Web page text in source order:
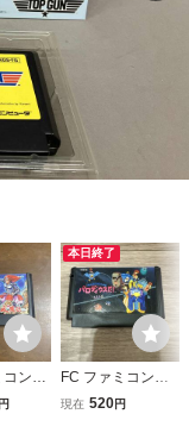
コンソ
KO
円
本日終了
FC ファミコンソ
フト パロディウス
現在 520円